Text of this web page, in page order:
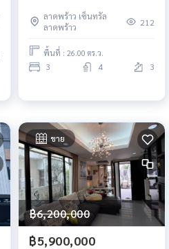
ลาดพร้าว เซ็นทรัล
ลาดพร้าว
212
พื้นที่ : 26.00 ตร.ว.
3 4 3
ขาย
฿6,200,000
฿5,900,000